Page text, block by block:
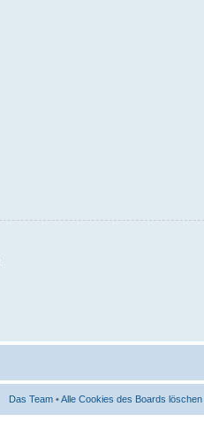
Das Team •Alle Cookies des Boards löschen